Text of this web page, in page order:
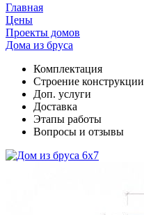
Главная
Цены
Проекты домов
Дома из бруса
Комплектация
Cтроение конструкции
Доп. услуги
Доставка
Этапы работы
Вопросы и отзывы